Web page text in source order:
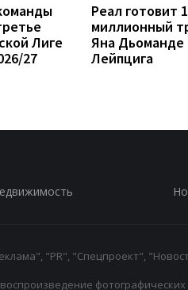
Лиге
27
Реал готовит
миллионный
Яна Дьоманде
Лейпцига
"PR", "Спецпроект",